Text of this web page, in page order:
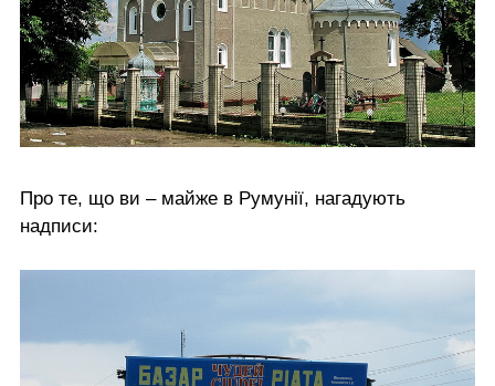
Про те, що ви – майже в Румунії, нагадують
надписи: